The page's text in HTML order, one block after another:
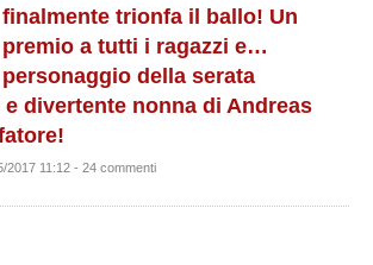
finalmente trionfa il ballo! Un
premio a tutti i ragazzi e…
personaggio della serata
e divertente nonna di Andreas
2017 11:12 - 24 commenti